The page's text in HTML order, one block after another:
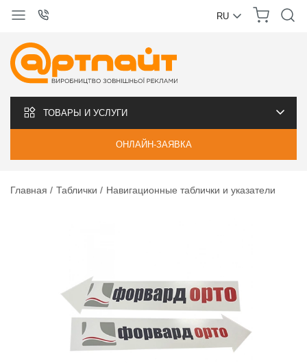
RU
ТОВАРЫ И УСЛУГИ
ОНЛАЙН-ЗАЯВКА
Главная Таблички Навигационные таблички и указатели